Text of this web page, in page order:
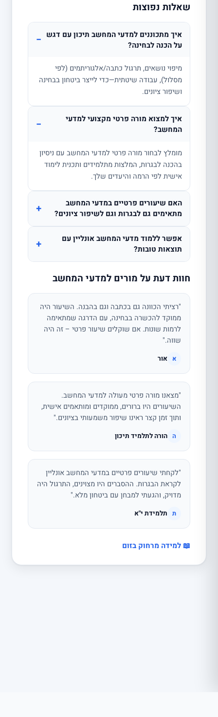
שאלות נפוצות
איך מתכוננים למדעי המחשב תיכון עם דגש
על הכנה לבחינה?
−
מיפוי נושאים, תרגול כתבה/אלגוריתמים (לפי
מסלול), עבודה שיטתית—כדי לייצר ביטחון בבחינה
ושיפור ציונים.
איך למצוא מורה פרטי מקצועי למדעי
המחשב?
−
מומלץ לבחור מורה פרטי למדעי המחשב עם ניסיון
בהכנה לבגרות, המלצות מתלמידים ותכנית לימוד
אישית לפי הרמה והיעדים שלך.
האם שיעורים פרטיים במדעי המחשב
מתאימים גם לבגרות וגם לשיפור ציונים?
+
אפשר ללמוד מדעי המחשב אונליין עם
תוצאות טובות?
+
חוות דעת על מורים למדעי המחשב
"רציתי הכוונה גם בכתבה וגם בהבנה. השיעור היה
ממוקד להכשרה בבחינה, עם הדרגה שמתאימה
לרמות שונות. אם שוקלים שיעור פרטי – זה היה
שווה."
א אור
"מצאנו מורה פרטי מעולה למדעי המחשב.
השיעורים היו ברורים, ממוקדים ומותאמים אישית,
ותוך זמן קצר ראינו שיפור משמעותי בציונים."
ה הורה לתלמיד תיכון
"לקחתי שיעורים פרטיים במדעי המחשב אונליין
לקראת הבגרות. ההסברים היו מצוינים, התרגול היה
מדויק, והגעתי למבחן עם ביטחון מלא."
ת תלמידת י"א
📖 למידה מרחוק בזום